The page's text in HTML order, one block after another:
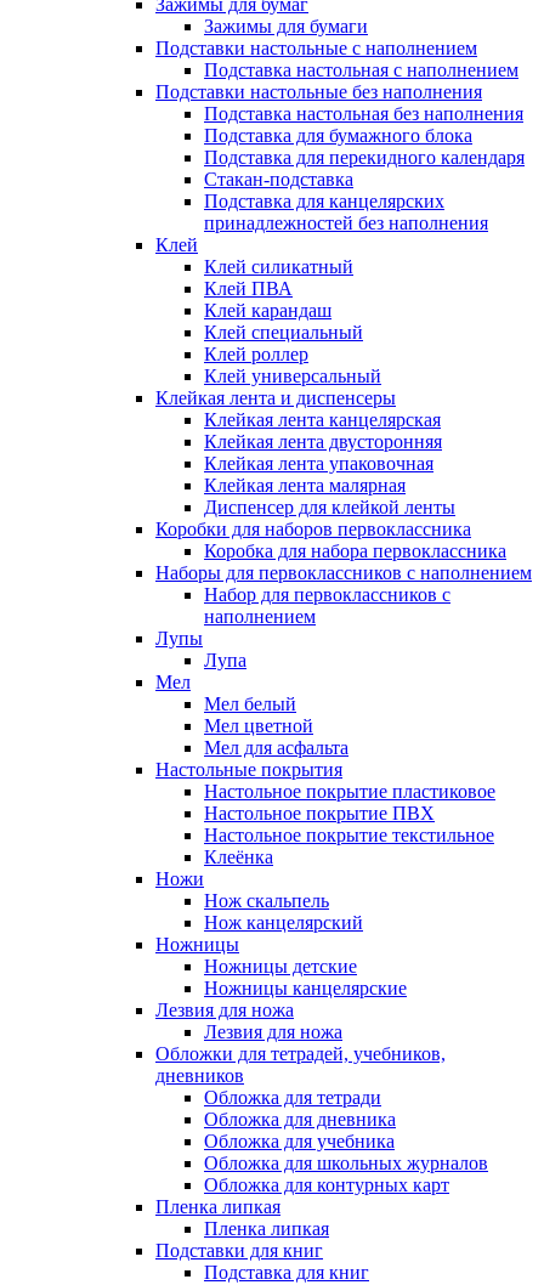
Зажимы для бумаг
Зажимы для бумаги
Подставки настольные с наполнением
Подставка настольная с наполнением
Подставки настольные без наполнения
Подставка настольная без наполнения
Подставка для бумажного блока
Подставка для перекидного календаря
Стакан-подставка
Подставка для канцелярских
принадлежностей без наполнения
Клей
Клей силикатный
Клей ПВА
Клей карандаш
Клей специальный
Клей роллер
Клей универсальный
Клейкая лента и диспенсеры
Клейкая лента канцелярская
Клейкая лента двусторонняя
Клейкая лента упаковочная
Клейкая лента малярная
Диспенсер для клейкой ленты
Коробки для наборов первоклассника
Коробка для набора первоклассника
Наборы для первоклассников с наполнением
Набор для первоклассников с
наполнением
Лупы
Лупа
Мел
Мел белый
Мел цветной
Мел для асфальта
Настольные покрытия
Настольное покрытие пластиковое
Настольное покрытие ПВХ
Настольное покрытие текстильное
Клеёнка
Ножи
Нож скальпель
Нож канцелярский
Ножницы
Ножницы детские
Ножницы канцелярские
Лезвия для ножа
Лезвия для ножа
Обложки для тетрадей, учебников,
дневников
Обложка для тетради
Обложка для дневника
Обложка для учебника
Обложка для школьных журналов
Обложка для контурных карт
Пленка липкая
Пленка липкая
Подставки для книг
Подставка для книг